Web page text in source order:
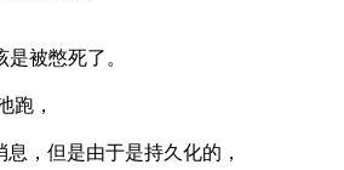
被憋死了。
跑，
息，但是由于是持久化的，